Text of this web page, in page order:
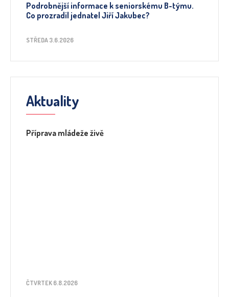
Podrobnější informace k seniorskému B-týmu.
Co prozradil jednatel Jiří Jakubec?
STŘEDA 3.6.2026
Aktuality
Příprava mládeže živě
ČTVRTEK 6.8.2026